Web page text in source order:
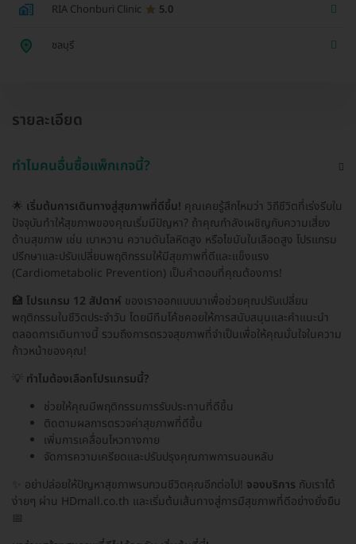
RIA Chonburi Clinic 5.0
ชลบุรี
รายละเอียด
ทำไมคนอื่นซื้อแพ็กเกจนี้?
🌟 เริ่มต้นการเดินทางสู่สุขภาพที่ดีขึ้น! คุณเคยรู้สึกไหมว่า วิถีชีวิตที่เร่งรีบใน
ปัจจุบันทำให้สุขภาพของคุณเริ่มมีปัญหา? ถ้าคุณกำลังเผชิญกับความเสี่ยง
ด้านสุขภาพ เช่น เบาหวาน ความดันโลหิตสูง หรือไขมันในเลือดสูง โปรแกรม
ปรึกษาและปรับเปลี่ยนพฤติกรรมให้มีสุขภาพที่ดีและแข็งแรง
(Cardiometabolic Prevention) เป็นคำตอบที่คุณต้องการ!
🏥 โปรแกรม 12 สัปดาห์ ของเราออกแบบมาเพื่อช่วยคุณปรับเปลี่ยน
พฤติกรรมในชีวิตประจำวัน โดยมีทีมโค้ชคอยให้การสนับสนุนและคำแนะนำ
ตลอดการเดินทางนี้ รวมถึงการตรวจสุขภาพที่จำเป็นเพื่อให้คุณมั่นใจในความ
ก้าวหน้าของคุณ!
💡 ทำไมต้องเลือกโปรแกรมนี้?
ช่วยให้คุณมีพฤติกรรมการรับประทานที่ดีขึ้น
ติดตามผลการตรวจค่าสุขภาพที่ดีขึ้น
เพิ่มการเคลื่อนไหวทางกาย
จัดการความเครียดและปรับปรุงคุณภาพการนอนหลับ
✨ อย่าปล่อยให้ปัญหาสุขภาพรบกวนชีวิตคุณอีกต่อไป! จองบริการ กับเราได้
ง่ายๆ ผ่าน HDmall.co.th และเริ่มต้นเส้นทางสู่การมีสุขภาพที่ดีอย่างยั่งยืน
📅